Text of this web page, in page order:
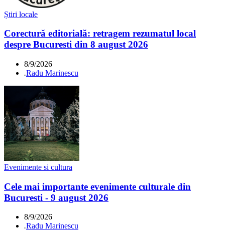
Știri locale
Corectură editorială: retragem rezumatul local
despre Bucuresti din 8 august 2026
8/9/2026
.Radu Marinescu
Evenimente si cultura
Cele mai importante evenimente culturale din
Bucuresti - 9 august 2026
8/9/2026
.Radu Marinescu